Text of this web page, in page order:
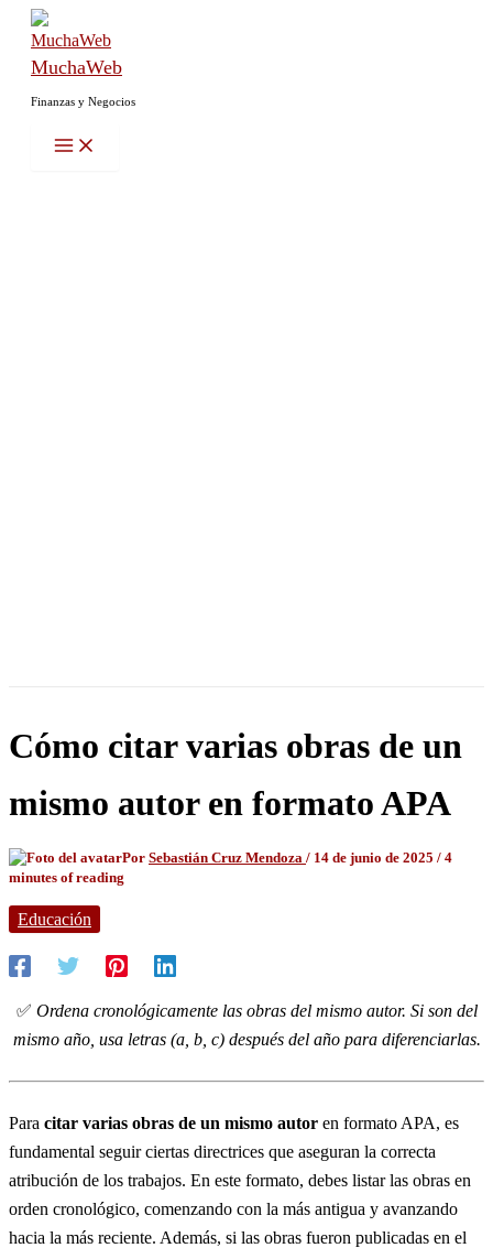
contenido
MuchaWeb
Finanzas y Negocios
Cómo citar varias obras de un
mismo autor en formato APA
Por Sebastián Cruz Mendoza / 14 de junio de 2025 / 4
minutes of reading
Educación
✅ Ordena cronológicamente las obras del mismo autor. Si son del
mismo año, usa letras (a, b, c) después del año para diferenciarlas.
Para citar varias obras de un mismo autor en formato APA, es
fundamental seguir ciertas directrices que aseguran la correcta
atribución de los trabajos. En este formato, debes listar las obras en
orden cronológico, comenzando con la más antigua y avanzando
hacia la más reciente. Además, si las obras fueron publicadas en el